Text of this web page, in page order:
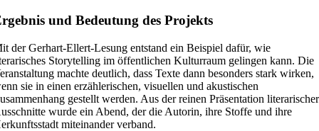
und Bedeutung des Projekts
der Gerhart-Ellert-Lesung entstand ein Beispiel dafür, wie
Storytelling im öffentlichen Kulturraum gelingen kann. Die
machte deutlich, dass Texte dann besonders stark wirken,
sie in einen erzählerischen, visuellen und akustischen
gestellt werden. Aus der reinen Präsentation literarischer
wurde ein Abend, der die Autorin, ihre Stoffe und ihre
miteinander verband.